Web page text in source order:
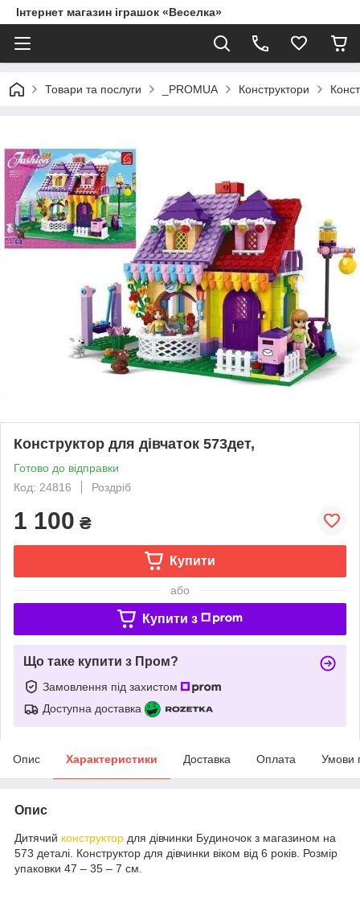
Інтернет магазин іграшок «Веселка»
Товари та послуги _PROMUA Конструктори
Конструктор для дівчаток 573дет,
Готово до відправки
Код: 24816
Роздріб
1 100 ₴
Купити
або
Купити з
Що таке купити з Пром?
Замовлення під захистом
Доступна доставка
Опис Характеристики Доставка Оплата Умови
Опис
Дитячий конструктор для дівчинки Будиночок з магазином на
573 деталі. Конструктор для дівчинки віком від 6 років. Розмір
упаковки 47 – 35 – 7 см.